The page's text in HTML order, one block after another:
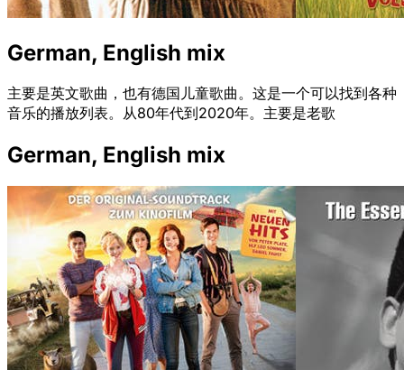
German, English mix
主要是英文歌曲，也有德国儿童歌曲。这是一个可以找到各种
音乐的播放列表。从80年代到2020年。主要是老歌
German, English mix